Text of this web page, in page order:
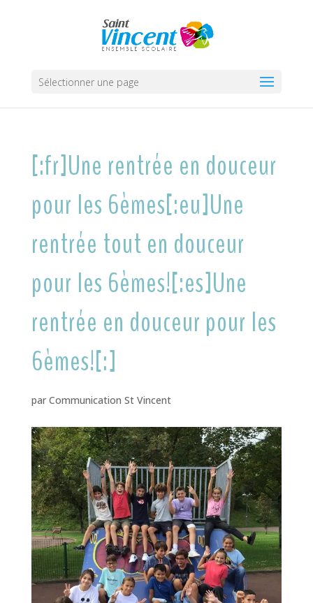
Sélectionner une page
[:fr]Une rentrée en douceur
pour les 6èmes[:eu]Une
rentrée tout en douceur
pour les 6èmes![:es]Une
rentrée en douceur pour les
6èmes![:]
par Communication St Vincent